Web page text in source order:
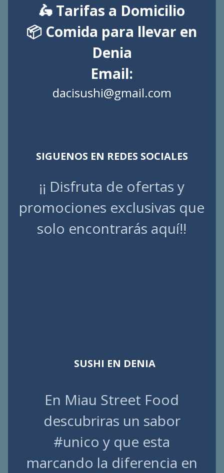
🛵 Tarifas a Domicilio
📦 Comida para llevar en
Denia
Email:
dacisushi@gmail.com
SIGUENOS EN REDES SOCIALES
¡¡ Disfruta de ofertas y
promociones exclusivas que
solo encontrarás aquí!!
SUSHI EN DENIA
En Miau Street Food
descubriras un sabor
#unico y que esta
marcando la diferencia en